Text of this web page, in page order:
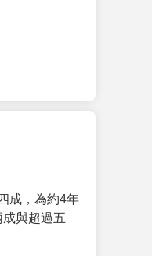
成，為約4年
與超過五